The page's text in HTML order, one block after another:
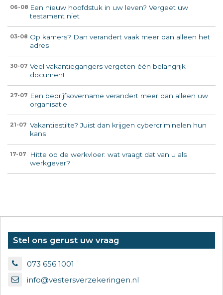
06-08 Een nieuw hoofdstuk in uw leven? Vergeet uw
testament niet
03-08 Op kamers? Dan verandert vaak meer dan alleen het
adres
30-07 Veel vakantiegangers vergeten één belangrijk
document
27-07 Een bedrijfsovername verandert meer dan alleen uw
organisatie
21-07 Vakantiestilte? Juist dan krijgen cybercriminelen hun
kans
17-07
Hitte op de werkvloer: wat vraagt dat van u als
werkgever?
Stel ons gerust uw vraag
073 656 1001
info@vestersverzekeringen.nl